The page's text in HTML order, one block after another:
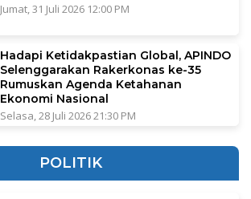
Jumat, 31 Juli 2026 12:00 PM
Hadapi Ketidakpastian Global, APINDO
Selenggarakan Rakerkonas ke-35
Rumuskan Agenda Ketahanan
Ekonomi Nasional
Selasa, 28 Juli 2026 21:30 PM
POLITIK